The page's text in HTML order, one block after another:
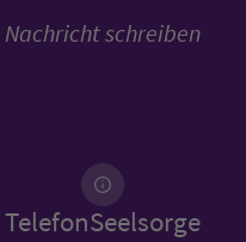
Nachricht schreiben
TelefonSeelsorge